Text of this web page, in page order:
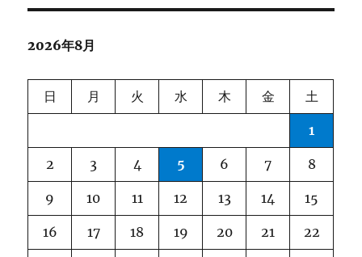
ョ
2026年8月
日 月 火 水 木 金 土
1
2 3 4 5 6 7 8
9 10 11 12 13 14 15
16 17 18 19 20 21 22